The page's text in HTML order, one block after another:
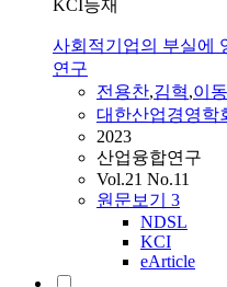
KCI등재
사회적기업의 부실에
연구
전용찬,김혁,이
대한산업경영학
2023
산업융합연구
Vol.21 No.11
원문보기 3
NDSL
KCI
eArticle